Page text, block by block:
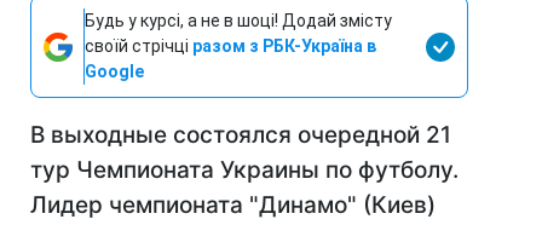
Будь у курсі, а не в шоці! Додай змісту
своїй стрічці разом з РБК-Україна в
Google
В выходные состоялся очередной 21
тур Чемпионата Украины по футболу.
Лидер чемпионата "Динамо" (Киев)